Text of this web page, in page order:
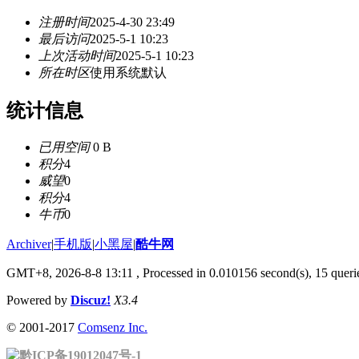
注册时间2025-4-30 23:49
最后访问2025-5-1 10:23
上次活动时间2025-5-1 10:23
所在时区使用系统默认
统计信息
已用空间0 B
积分4
威望0
积分4
牛币0
Archiver|手机版|小黑屋|酷牛网
GMT+8, 2026-8-8 13:11 , Processed in 0.010156 second(s), 15
Powered by Discuz! X3.4
© 2001-2017 Comsenz Inc.
黔ICP备19012047号-1